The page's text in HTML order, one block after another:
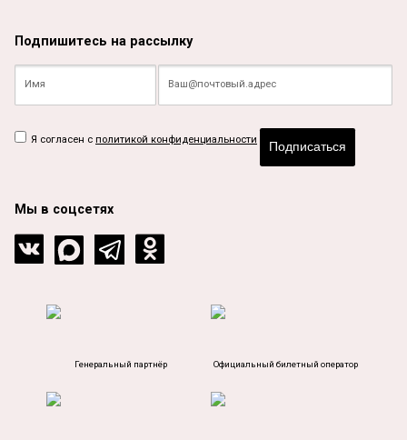
Подпишитесь на рассылку
Я согласен с политикой конфиденциальности
Подписаться
Мы в соцсетях
Генеральный партнёр Официальный билетный оператор